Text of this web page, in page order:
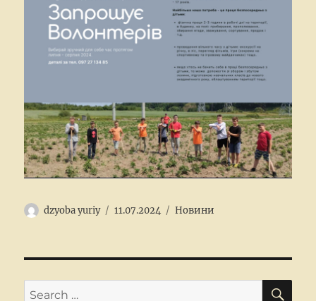
Author
dzyoba yuriy
Posted
11.07.2024 Categories
Новини
Search